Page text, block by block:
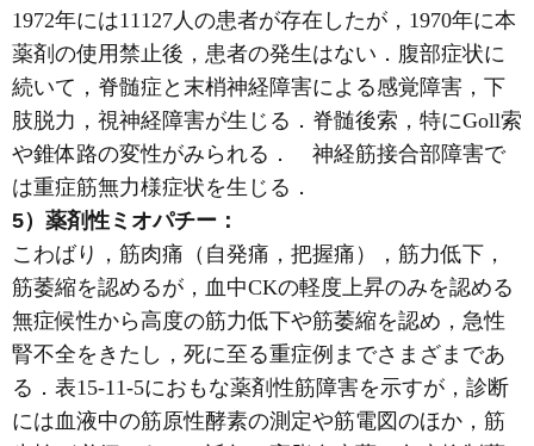
1972年には11127人の患者が存在したが，1970年に本
薬剤の使用禁止後，患者の発生はない．腹部症状に
続いて，脊髄症と末梢神経障害による感覚障害，下
肢脱力，視神経障害が生じる．脊髄後索，特にGoll索
や錐体路の変性がみられる． 神経筋接合部障害で
は重症筋無力様症状を生じる．
5）薬剤性ミオパチー：
こわばり，筋肉痛（自発痛，把握痛），筋力低下，
筋萎縮を認めるが，血中CKの軽度上昇のみを認める
無症候性から高度の筋力低下や筋萎縮を認め，急性
腎不全をきたし，死に至る重症例までさまざまであ
る．表15-11-5におもな薬剤性筋障害を示すが，診断
には血液中の筋原性酵素の測定や筋電図のほか，筋